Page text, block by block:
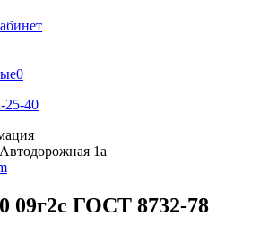
0
25-40
1а
09г2с ГОСТ 8732-78